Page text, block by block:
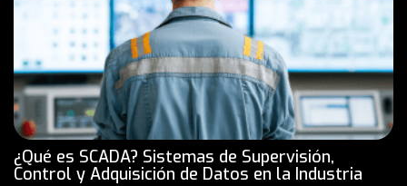
¿Qué es SCADA? Sistemas de Supervisión,
Control y Adquisición de Datos en la Industria